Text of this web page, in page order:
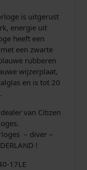
€
2
0
,
0
is uitgerust
energie uit
heeft een
een zwarte
rubberen
wijzerplaat,
en is tot 20
van Citizen
– diver –
!
17LE